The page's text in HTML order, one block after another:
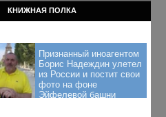
КНИЖНАЯ ПОЛКА
Признанный иноагентом
Борис Надеждин улетел
из России и постит свои
фото на фоне
Эйфелевой башни